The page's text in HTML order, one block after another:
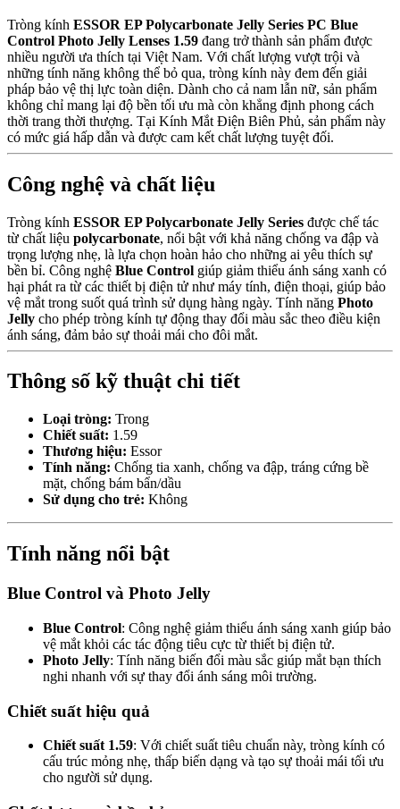
Tròng kính ESSOR EP Polycarbonate Jelly Series PC Blue
Control Photo Jelly Lenses 1.59 đang trở thành sản phẩm được
nhiều người ưa thích tại Việt Nam. Với chất lượng vượt trội và
những tính năng không thể bỏ qua, tròng kính này đem đến giải
pháp bảo vệ thị lực toàn diện. Dành cho cả nam lẫn nữ, sản phẩm
không chỉ mang lại độ bền tối ưu mà còn khẳng định phong cách
thời trang thời thượng. Tại Kính Mắt Điện Biên Phủ, sản phẩm này
có mức giá hấp dẫn và được cam kết chất lượng tuyệt đối.
Công nghệ và chất liệu
Tròng kính ESSOR EP Polycarbonate Jelly Series được chế tác
từ chất liệu polycarbonate, nổi bật với khả năng chống va đập và
trọng lượng nhẹ, là lựa chọn hoàn hảo cho những ai yêu thích sự
bền bỉ. Công nghệ Blue Control giúp giảm thiểu ánh sáng xanh có
hại phát ra từ các thiết bị điện tử như máy tính, điện thoại, giúp bảo
vệ mắt trong suốt quá trình sử dụng hàng ngày. Tính năng Photo
Jelly cho phép tròng kính tự động thay đổi màu sắc theo điều kiện
ánh sáng, đảm bảo sự thoải mái cho đôi mắt.
Thông số kỹ thuật chi tiết
Loại tròng: Trong
Chiết suất: 1.59
Thương hiệu: Essor
Tính năng: Chống tia xanh, chống va đập, tráng cứng bề
mặt, chống bám bẩn/dầu
Sử dụng cho trẻ: Không
Tính năng nổi bật
Blue Control và Photo Jelly
Blue Control: Công nghệ giảm thiểu ánh sáng xanh giúp bảo
vệ mắt khỏi các tác động tiêu cực từ thiết bị điện tử.
Photo Jelly: Tính năng biến đổi màu sắc giúp mắt bạn thích
nghi nhanh với sự thay đổi ánh sáng môi trường.
Chiết suất hiệu quả
Chiết suất 1.59: Với chiết suất tiêu chuẩn này, tròng kính có
cấu trúc mỏng nhẹ, thấp biến dạng và tạo sự thoải mái tối ưu
cho người sử dụng.